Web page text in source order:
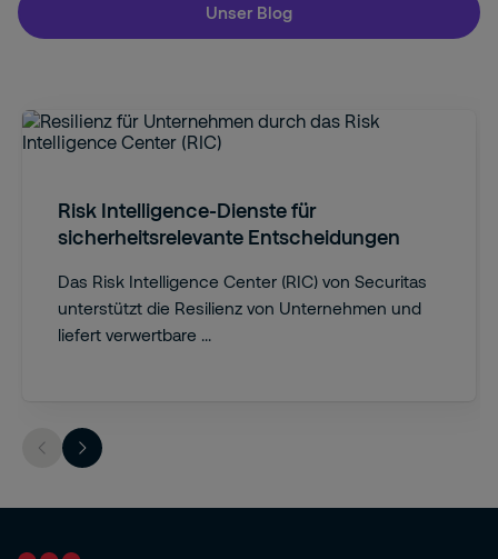
Unser Blog
Risk Intelligence-Dienste für
sicherheitsrelevante Entscheidungen
Das Risk Intelligence Center (RIC) von Securitas
unterstützt die Resilienz von Unternehmen und
liefert verwertbare ...